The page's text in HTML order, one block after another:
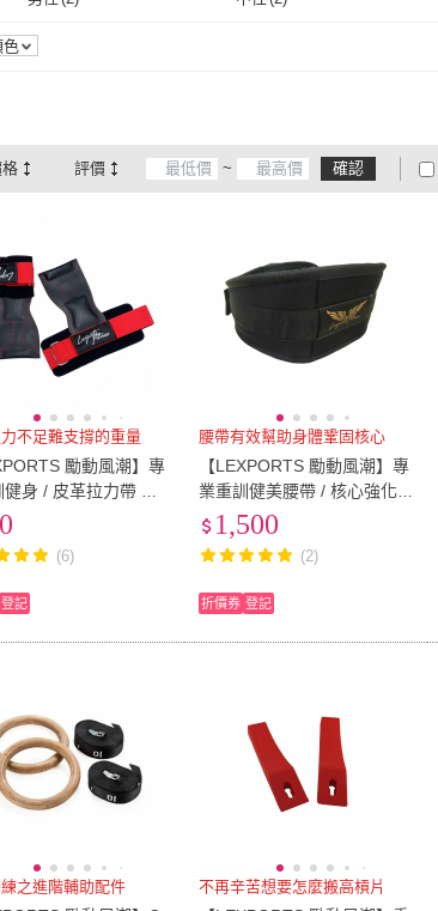
色
評價 ~ 確認
不足難支撐的重量
勵動風潮】專
革拉力帶 －
門(皮革拉力帶 拉力帶
(6)
登記
腰帶有效幫助身體鞏固核心
【LEXPORTS 勵動風潮】專
業重訓健美腰帶 / 核心強化
型(腰帶 核心 強化 保護 健身
重訓 舉重)
1,500
(2)
折價券 登記
之進階輔助配件 不再辛苦想要怎麼搬高槓片